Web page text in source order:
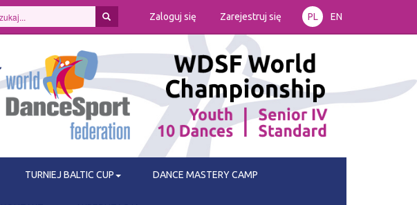
PL EN
Zaloguj się Zarejestruj się
TURNIEJ BALTIC CUP DANCE MASTERY CAMP